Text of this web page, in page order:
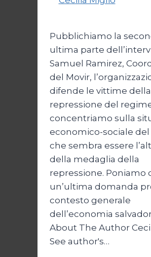
Pubblichiamo la
ultima parte
Samuel Ramirez,
del Movir,
difende le vittime della
repressione del
concentriamo sulla
economico-sociale del
che sembra essere
della medaglia della
repressione. Poniamo
un’ultima domanda
contesto generale
dell’economia
About The Author
See author's…